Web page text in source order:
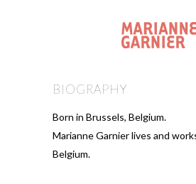
BIOGRAPHY
Born in Brussels, Belgium.
Marianne Garnier lives and
Belgium.